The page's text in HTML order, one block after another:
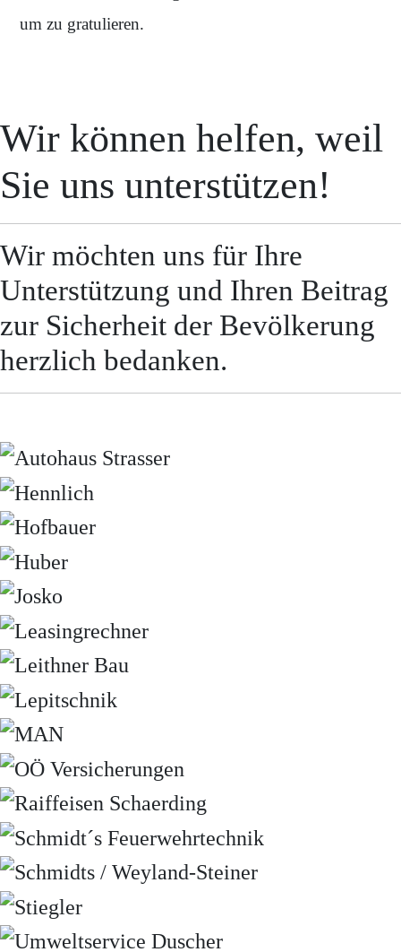
um zu gratulieren.
Wir können helfen, weil
Sie uns unterstützen!
Wir möchten uns für Ihre
Unterstützung und Ihren Beitrag
zur Sicherheit der Bevölkerung
herzlich bedanken.